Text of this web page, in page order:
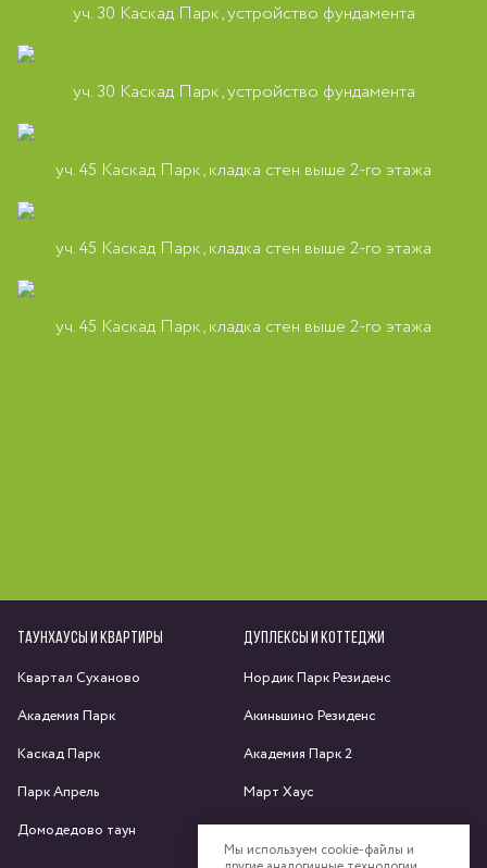
Мы используем cookie-файлы и
уч. 30 Каскад Парк, устройство фундамента
уч. 30 Каскад Парк, устройство фундамента
уч. 45 Каскад Парк, кладка стен выше 2-го этажа
уч. 45 Каскад Парк, кладка стен выше 2-го этажа
уч. 45 Каскад Парк, кладка стен выше 2-го этажа
ТАУНХАУСЫ И КВАРТИРЫ
Квартал Суханово
Академия Парк
Каскад Парк
Парк Апрель
Домодедово таун
ДУПЛЕКСЫ И КОТТЕДЖИ
Нордик Парк Резиденс
Акиньшино Резиденс
Академия Парк 2
Март Хаус
Яхрома парк